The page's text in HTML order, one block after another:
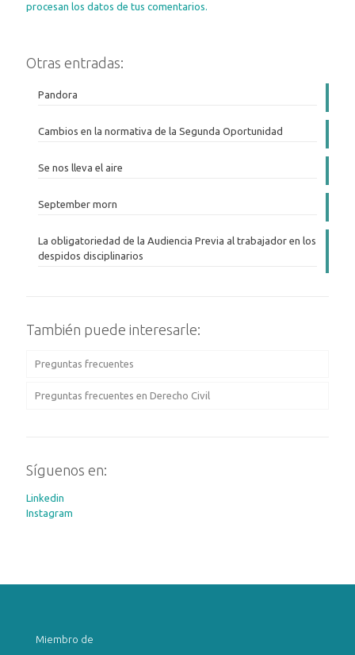
procesan los datos de tus comentarios.
Otras entradas:
Pandora
Cambios en la normativa de la Segunda Oportunidad
Se nos lleva el aire
September morn
La obligatoriedad de la Audiencia Previa al trabajador en los
despidos disciplinarios
También puede interesarle:
Preguntas frecuentes
Preguntas frecuentes en Derecho Civil
Síguenos en:
Linkedin
Instagram
Miembro de